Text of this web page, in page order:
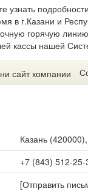
узнать
в г.Казани и
горячую
кассы нашей
Казань (420000),
+7 (843) 512-25-
[Отправить